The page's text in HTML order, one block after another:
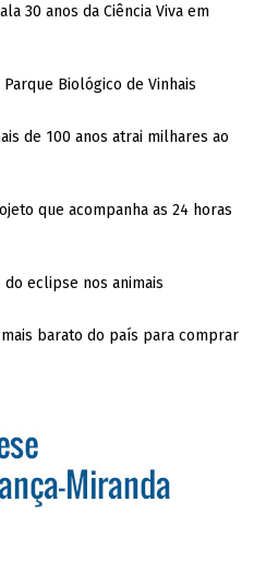
30 anos da Ciência Viva em
Biológico de Vinhais
de 100 anos atrai milhares ao
que acompanha as 24 horas
eclipse nos animais
barato do país para comprar